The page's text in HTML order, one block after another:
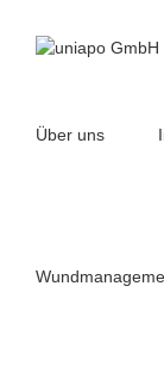
content
Über uns